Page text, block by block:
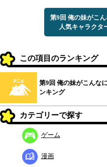
第9回 俺の妹がこ
人気キャラクタ
この項目のランキング
第9回 俺の妹がこんな
ンキング
カテゴリーで探す
ゲーム
漫画